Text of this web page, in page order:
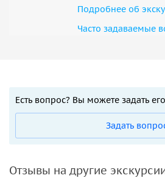
Подробнее об
Часто задаваемые
Есть вопрос? Вы можете задать
Задать
Отзывы на другие